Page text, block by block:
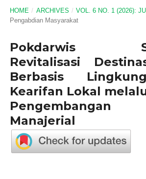
HOME / ARCHIVES / VOL. 6 NO. 1 (2026):
Pengabdian Masyarakat
Pokdarwis
Revitalisasi
Berbasis
Kearifan Lokal
Pengembangan
Manajerial